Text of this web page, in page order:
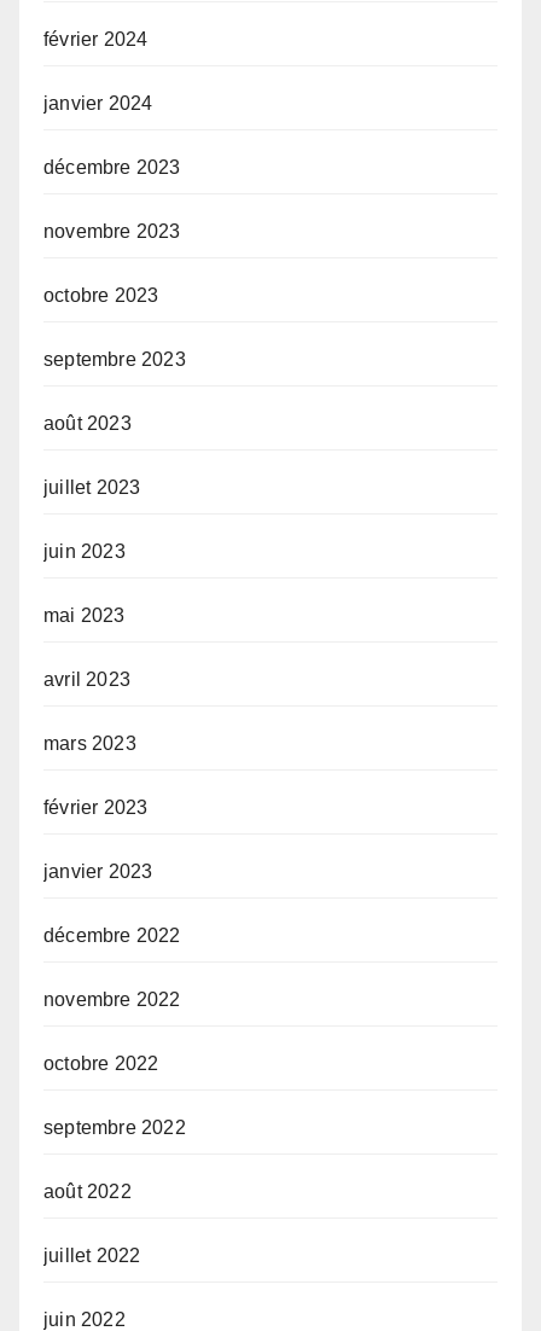
février 2024
janvier 2024
décembre 2023
novembre 2023
octobre 2023
septembre 2023
août 2023
juillet 2023
juin 2023
mai 2023
avril 2023
mars 2023
février 2023
janvier 2023
décembre 2022
novembre 2022
octobre 2022
septembre 2022
août 2022
juillet 2022
juin 2022